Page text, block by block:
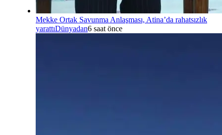
Mekke Ortak Savunma Anlaşması, Atina’da rahatsızlık
yarattıDünyadan6 saat önce